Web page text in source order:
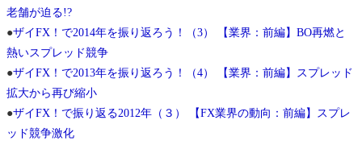
老舗が迫る!?
●ザイFX！で2014年を振り返ろう！（3） 【業界：前編】BO再燃と
熱いスプレッド競争
●ザイFX！で2013年を振り返ろう！（4） 【業界：前編】スプレッド
拡大から再び縮小
●ザイFX！で振り返る2012年（３） 【FX業界の動向：前編】スプレ
ッド競争激化